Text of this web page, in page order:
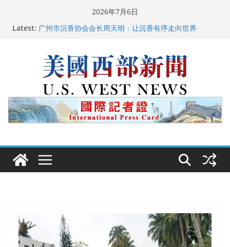
2026年7月6日
Latest: 广州市沉香协会会长周天明：让沉香有序走向世界
美国人
美国最高法院维持“出生公民权” : 出生在美国就是美国
人！
中国驻美国大使谢锋邀请美国老教师罗纳德·萨科尔斯基
再次访华